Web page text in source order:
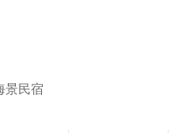
景民宿